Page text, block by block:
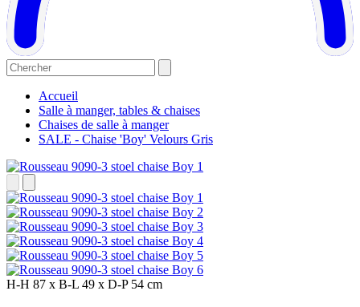
Accueil
Salle à manger, tables & chaises
Chaises de salle à manger
SALE - Chaise 'Boy' Velours Gris
H-H 87 x B-L 49 x D-P54 cm